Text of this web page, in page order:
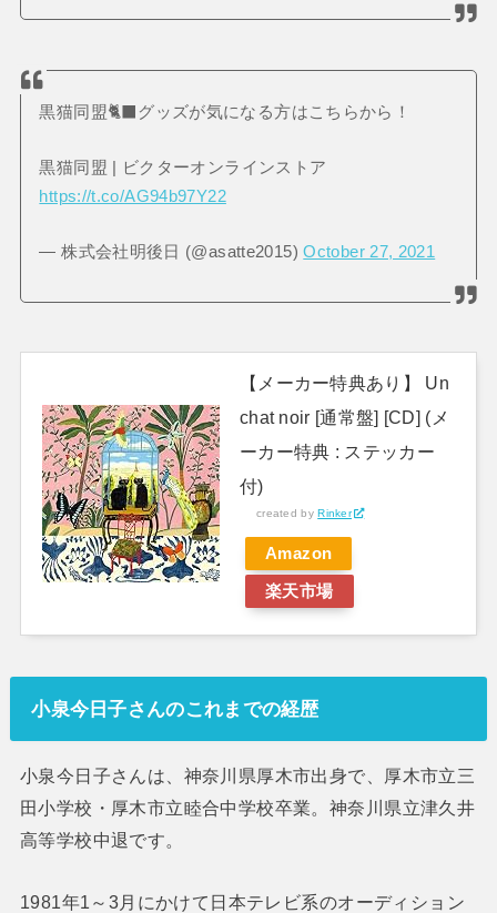
黒猫同盟🐈‍⬛グッズが気になる方はこちらから！
黒猫同盟 | ビクターオンラインストア
https://t.co/AG94b97Y22
— 株式会社明後日 (@asatte2015)October 27, 2021
【メーカー特典あり】 Un
chat noir [通常盤] [CD] (メ
ーカー特典 : ステッカー
付)
created byRinker
Amazon
楽天市場
小泉今日子さんのこれまでの経歴
小泉今日子さんは、神奈川県厚木市出身で、厚木市立三
田小学校・厚木市立睦合中学校卒業。神奈川県立津久井
高等学校中退です。
1981年1～3月にかけて日本テレビ系のオーディション